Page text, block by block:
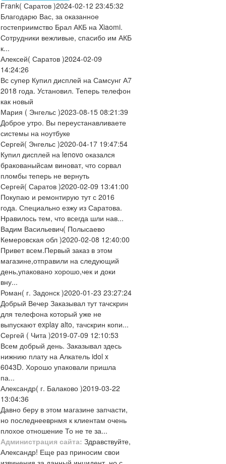
Frank( Саратов )2024-02-12 23:45:32
Благодарю Вас, за оказанное
гостеприимство Брал АКБ на Xiaomi.
Сотрудники вежливые, спасибо им АКБ
к...
Алексей( Саратов )2024-02-09
14:24:26
Вс супер Купил дисплей на Самсунг А7
2018 года. Установил. Теперь телефон
как новый
Мария ( Энгельс )2023-08-15 08:21:39
Доброе утро. Вы переустанавливаете
системы на ноутбуке
Сергей( Энгельс )2020-04-17 19:47:54
Купил дисплей на lenovo оказался
бракованыйсам виноват, что сорвал
пломбы теперь не вернуть
Сергей( Саратов )2020-02-09 13:41:00
Покупаю и ремонтирую тут с 2016
года. Специально езжу из Саратова.
Нравилось тем, что всегда шли нав...
Вадим Васильевич( Полысаево
Кемеровская обл )2020-02-08 12:40:00
Привет всем.Первый заказ в этом
магазине,отправили на следующий
день,упаковано хорошо,чек и доки
вну...
Роман( г. Задонск )2020-01-23 23:27:24
Добрый Вечер Заказывал тут тачскрин
для телефона который уже не
выпускают explay alto, тачскрин копи...
Сергей ( Чита )2019-07-09 12:10:53
Всем добрый день. Заказывал здесь
нижнию плату на Алкатель idol x
6043D. Хорошо упаковали пришла
па...
Александр( г. Балаково )2019-03-22
13:04:36
Давно беру в этом магазине запчасти,
но последнееврнмя к клиентам очень
плохое отношение То не те за...
Администрация сайта: Здравствуйте,
Александр! Еще раз приносим свои